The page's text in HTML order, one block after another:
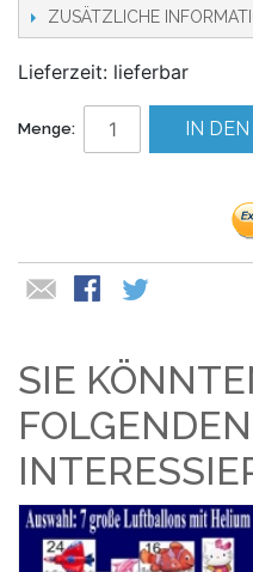
ZUSÄTZLICHE
Lieferzeit: lieferbar
Menge: IN
SIE